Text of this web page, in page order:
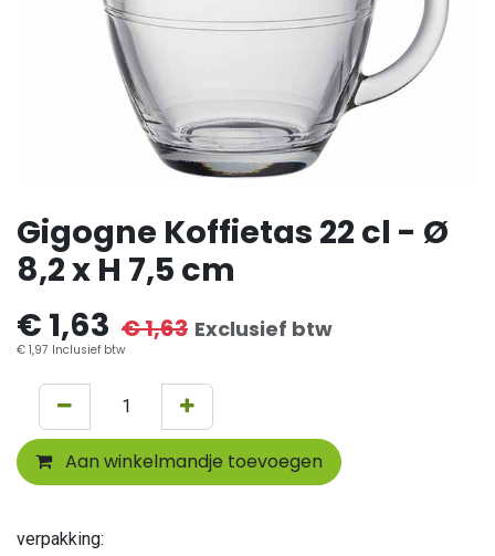
Gigogne Koffietas 22 cl - Ø
8,2 x H 7,5 cm
€ 1,63 €1,63 Exclusief btw
€ 1,97 Inclusief btw
Aan winkelmandje toevoegen
verpakking: